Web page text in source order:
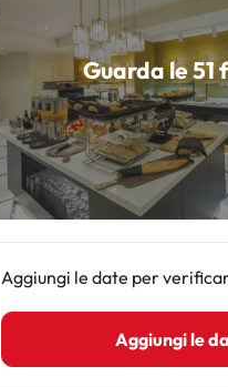
Guarda le 51
Aggiungi le date per
Aggiungi le